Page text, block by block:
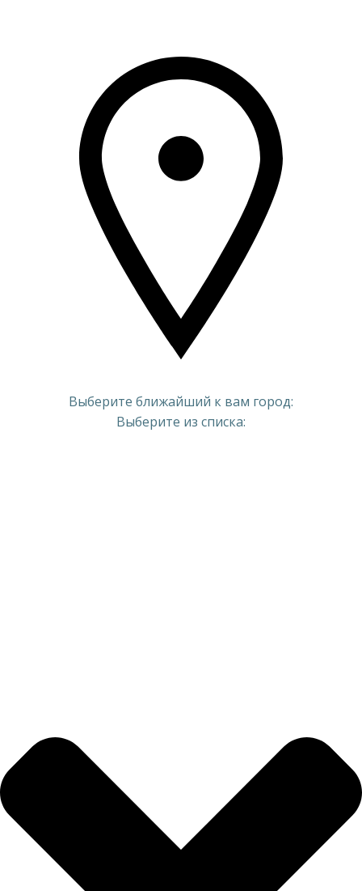
Выберите ближайший к вам город:
Выберите из списка: